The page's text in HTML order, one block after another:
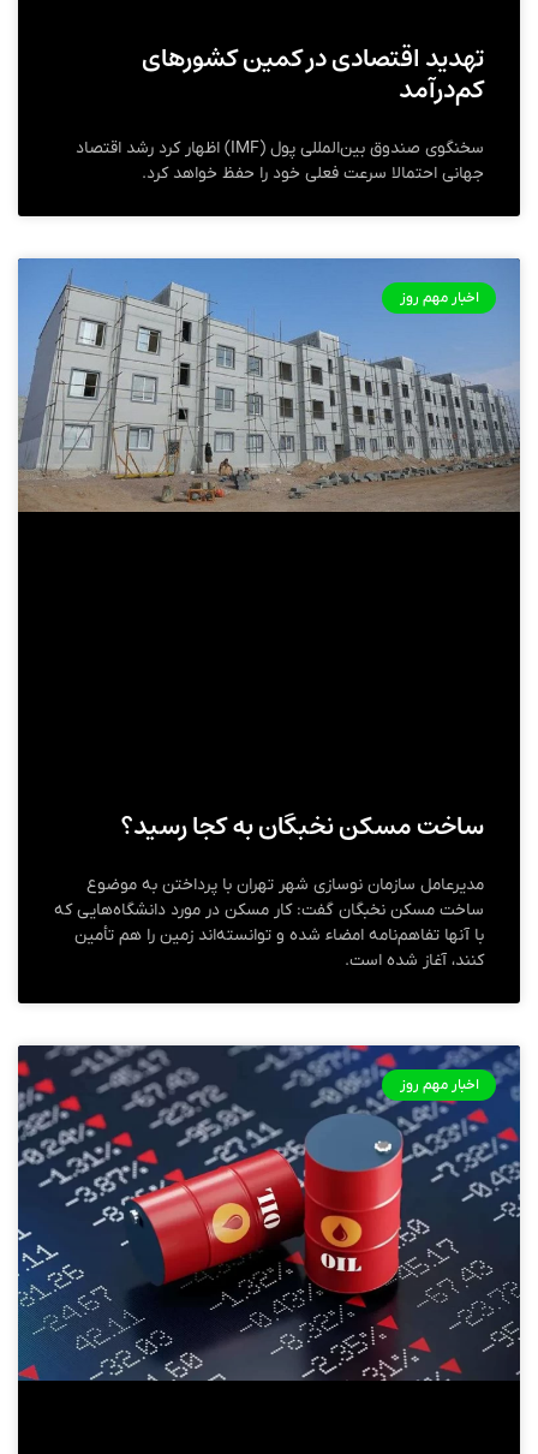
تهدید اقتصادی در کمین کشورهای
کم‌درآمد
سخنگوی صندوق بین‌المللی پول (IMF) اظهار کرد رشد اقتصاد
جهانی احتمالا سرعت فعلی خود را حفظ خواهد کرد.
اخبار مهم روز
ساخت مسکن نخبگان به کجا رسید؟
​مدیرعامل سازمان نوسازی شهر تهران با پرداختن به موضوع
ساخت مسکن نخبگان گفت: کار مسکن در مورد دانشگاه‌‍‌هایی که
با آنها تفاهم‌نامه امضاء شده و توانسته‌اند زمین را هم تأمین
کنند، آغاز شده است.
اخبار مهم روز